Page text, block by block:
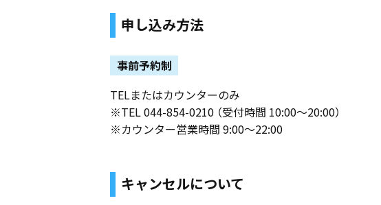
申し込み方法
事前予約制
TELまたはカウンターのみ
※TEL 044-854-0210 （受付時間 10:00～20:00）
※カウンター営業時間 9:00～22:00
キャンセルについて